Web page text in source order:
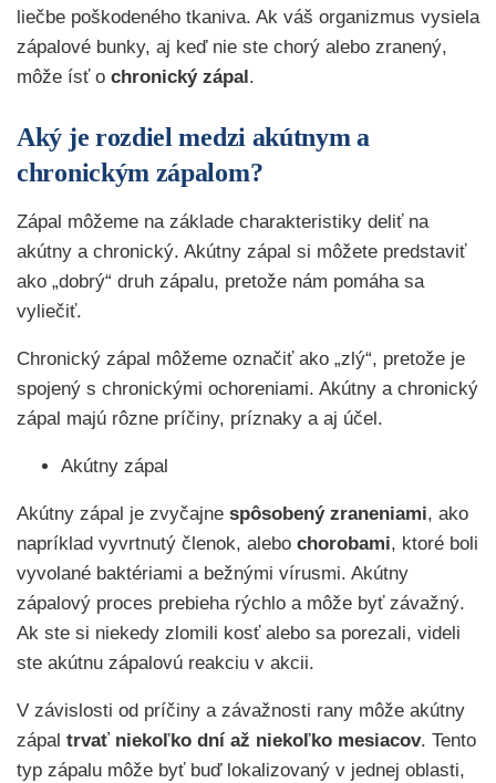
liečbe poškodeného tkaniva. Ak váš organizmus vysiela
zápalové bunky, aj keď nie ste chorý alebo zranený,
môže ísť o chronický zápal.
Aký je rozdiel medzi akútnym a
chronickým zápalom?
Zápal môžeme na základe charakteristiky deliť na
akútny a chronický. Akútny zápal si môžete predstaviť
ako „dobrý“ druh zápalu, pretože nám pomáha sa
vyliečiť.
Chronický zápal môžeme označiť ako „zlý“, pretože je
spojený s chronickými ochoreniami. Akútny a chronický
zápal majú rôzne príčiny, príznaky a aj účel.
Akútny zápal
Akútny zápal je zvyčajne spôsobený zraneniami, ako
napríklad vyvrtnutý členok, alebo chorobami, ktoré boli
vyvolané baktériami a bežnými vírusmi. Akútny
zápalový proces prebieha rýchlo a môže byť závažný.
Ak ste si niekedy zlomili kosť alebo sa porezali, videli
ste akútnu zápalovú reakciu v akcii.
V závislosti od príčiny a závažnosti rany môže akútny
zápal trvať niekoľko dní až niekoľko mesiacov. Tento
typ zápalu môže byť buď lokalizovaný v jednej oblasti,